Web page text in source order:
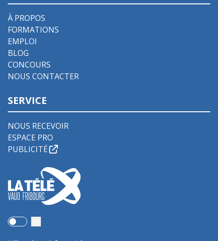
À PROPOS
FORMATIONS
EMPLOI
BLOG
CONCOURS
NOUS CONTACTER
SERVICE
NOUS RECEVOIR
ESPACE PRO
PUBLICITÉ
Use setting